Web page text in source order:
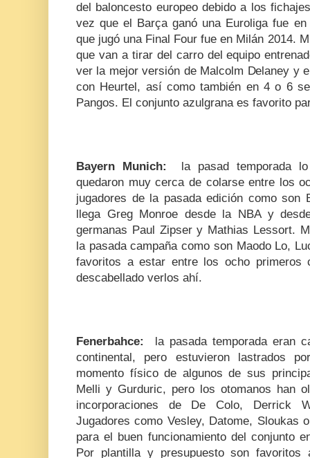
del baloncesto europeo debido a los
vez que el Barça ganó una Euroliga fue
que jugó una Final Four fue en Milán 2014.
que van a tirar del carro del equipo
ver la mejor versión de Malcolm Delaney y
con Heurtel, así como también en 4 o 6
Pangos. El conjunto azulgrana es favorito
Bayern Munich:
la pasad temporada
quedaron muy cerca de colarse entre los
jugadores de la pasada edición como son
llega Greg Monroe desde la NBA y
germanas Paul Zipser y Mathias Lessort.
la pasada campaña como son Maodo Lo,
favoritos a estar entre los ocho
descabellado verlos ahí.
Fenerbahce:
la pasada temporada eran
continental, pero estuvieron lastrados
momento físico de algunos de sus
Melli y Gurduric, pero los otomanos han
incorporaciones de De Colo, Derrick
Jugadores como Vesley, Datome, Sloukas
para el buen funcionamiento del conjunto
Por plantilla y presupuesto son